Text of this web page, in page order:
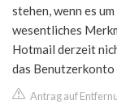
stehen, wenn es
wesentliches
Hotmail derzeit
das
Antrag auf